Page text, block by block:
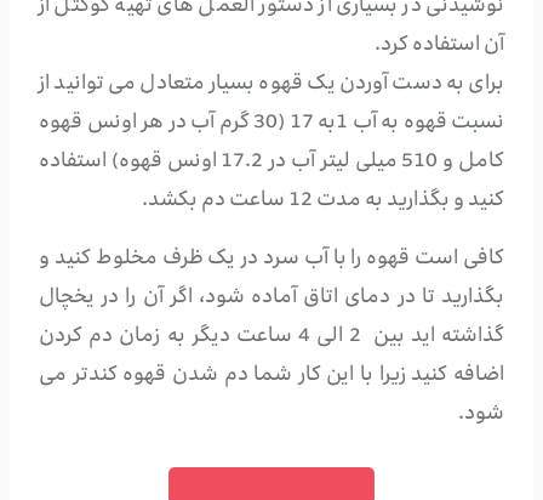
نوشیدنی در بسیاری از دستور العمل های تهیه کوکتل از
آن استفاده کرد.
برای به دست آوردن یک قهوه بسیار متعادل می توانید از
نسبت قهوه به آب 1به 17 (30 گرم آب در هر اونس قهوه
کامل و 510 میلی لیتر آب در 17.2 اونس قهوه) استفاده
کنید و بگذارید به مدت 12 ساعت دم بکشد.
کافی است قهوه را با آب سرد در یک ظرف مخلوط کنید و
بگذارید تا در دمای اتاق آماده شود، اگر آن را در یخچال
گذاشته اید بین 2 الی 4 ساعت دیگر به زمان دم کردن
اضافه کنید زیرا با این کار شما دم شدن قهوه کندتر می
شود.